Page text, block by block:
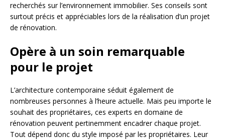
recherchés sur l’environnement immobilier. Ses conseils sont
surtout précis et appréciables lors de la réalisation d’un projet
de rénovation.
Opère à un soin remarquable
pour le projet
L’architecture contemporaine séduit également de
nombreuses personnes à l’heure actuelle. Mais peu importe le
souhait des propriétaires, ces experts en domaine de
rénovation peuvent pertinemment encadrer chaque projet.
Tout dépend donc du style imposé par les propriétaires. Leur